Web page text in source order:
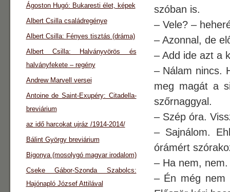
szóban is.
– Vele? –
– Azonnal, de
– Add ide azt a
– Nálam nincs.
meg magát a
szőrnaggyal.
– Szép óra.
– Sajnálom.
órámért
– Ha nem,
– Én még nem
Ágoston Hugó: Bukaresti élet, képek
Albert Csilla családregénye
Albert Csilla: Fényes tisztás (dráma)
Albert Csilla: Halványvörös és
halványfekete – regény
Andrew Marvell versei
Antoine de Saint-Exupéry: Citadella-
breviárium
az idő harcokat ujráz /1914-2014/
Bálint György breviárium
Bigonya (mosolygó magyar irodalom)
Cseke Gábor-Szonda Szabolcs:
Hajónapló József Attilával